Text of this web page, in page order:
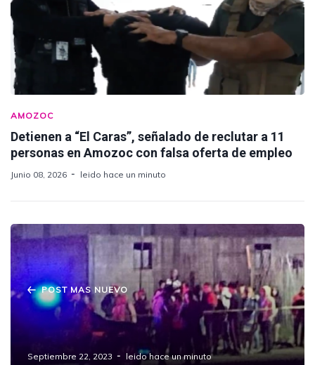
AMOZOC
Detienen a “El Caras”, señalado de reclutar a 11
personas en Amozoc con falsa oferta de empleo
Junio 08, 2026 leido hace un minuto
POST MAS NUEVO
Hombre pierde la vida tras riña en Lomas de
Flor del Bosque, Amozoc
Septiembre 22, 2023 leido hace un minuto